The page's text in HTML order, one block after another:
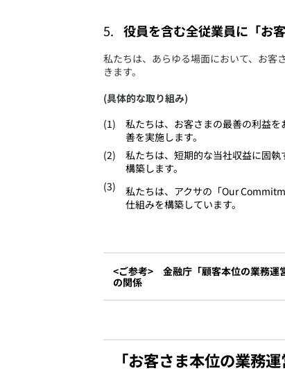
役員を含む全従業員に「お
私たちは、あらゆる場面において、お客
きます。
(具体的な取り組み)
私たちは、お客さまの最善の利益
善を実施します。
私たちは、短期的な当社収益に固
構築します。
私たちは、アクサの「Our
仕組みを構築しています。
<ご参考> 金融庁「顧客本位の業務運
の関係
「顧客本位の業務運営に関する原則」と
「お客さま本位の業務